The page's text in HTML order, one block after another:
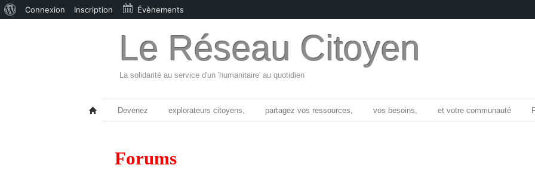
Le Réseau Citoyen
La solidarité au service d'un 'humanitaire' au quotidien
Devenez explorateurs citoyens, partagez vos ressources, vos besoins, et votre communauté
Forums
Connexion Inscription Évènements